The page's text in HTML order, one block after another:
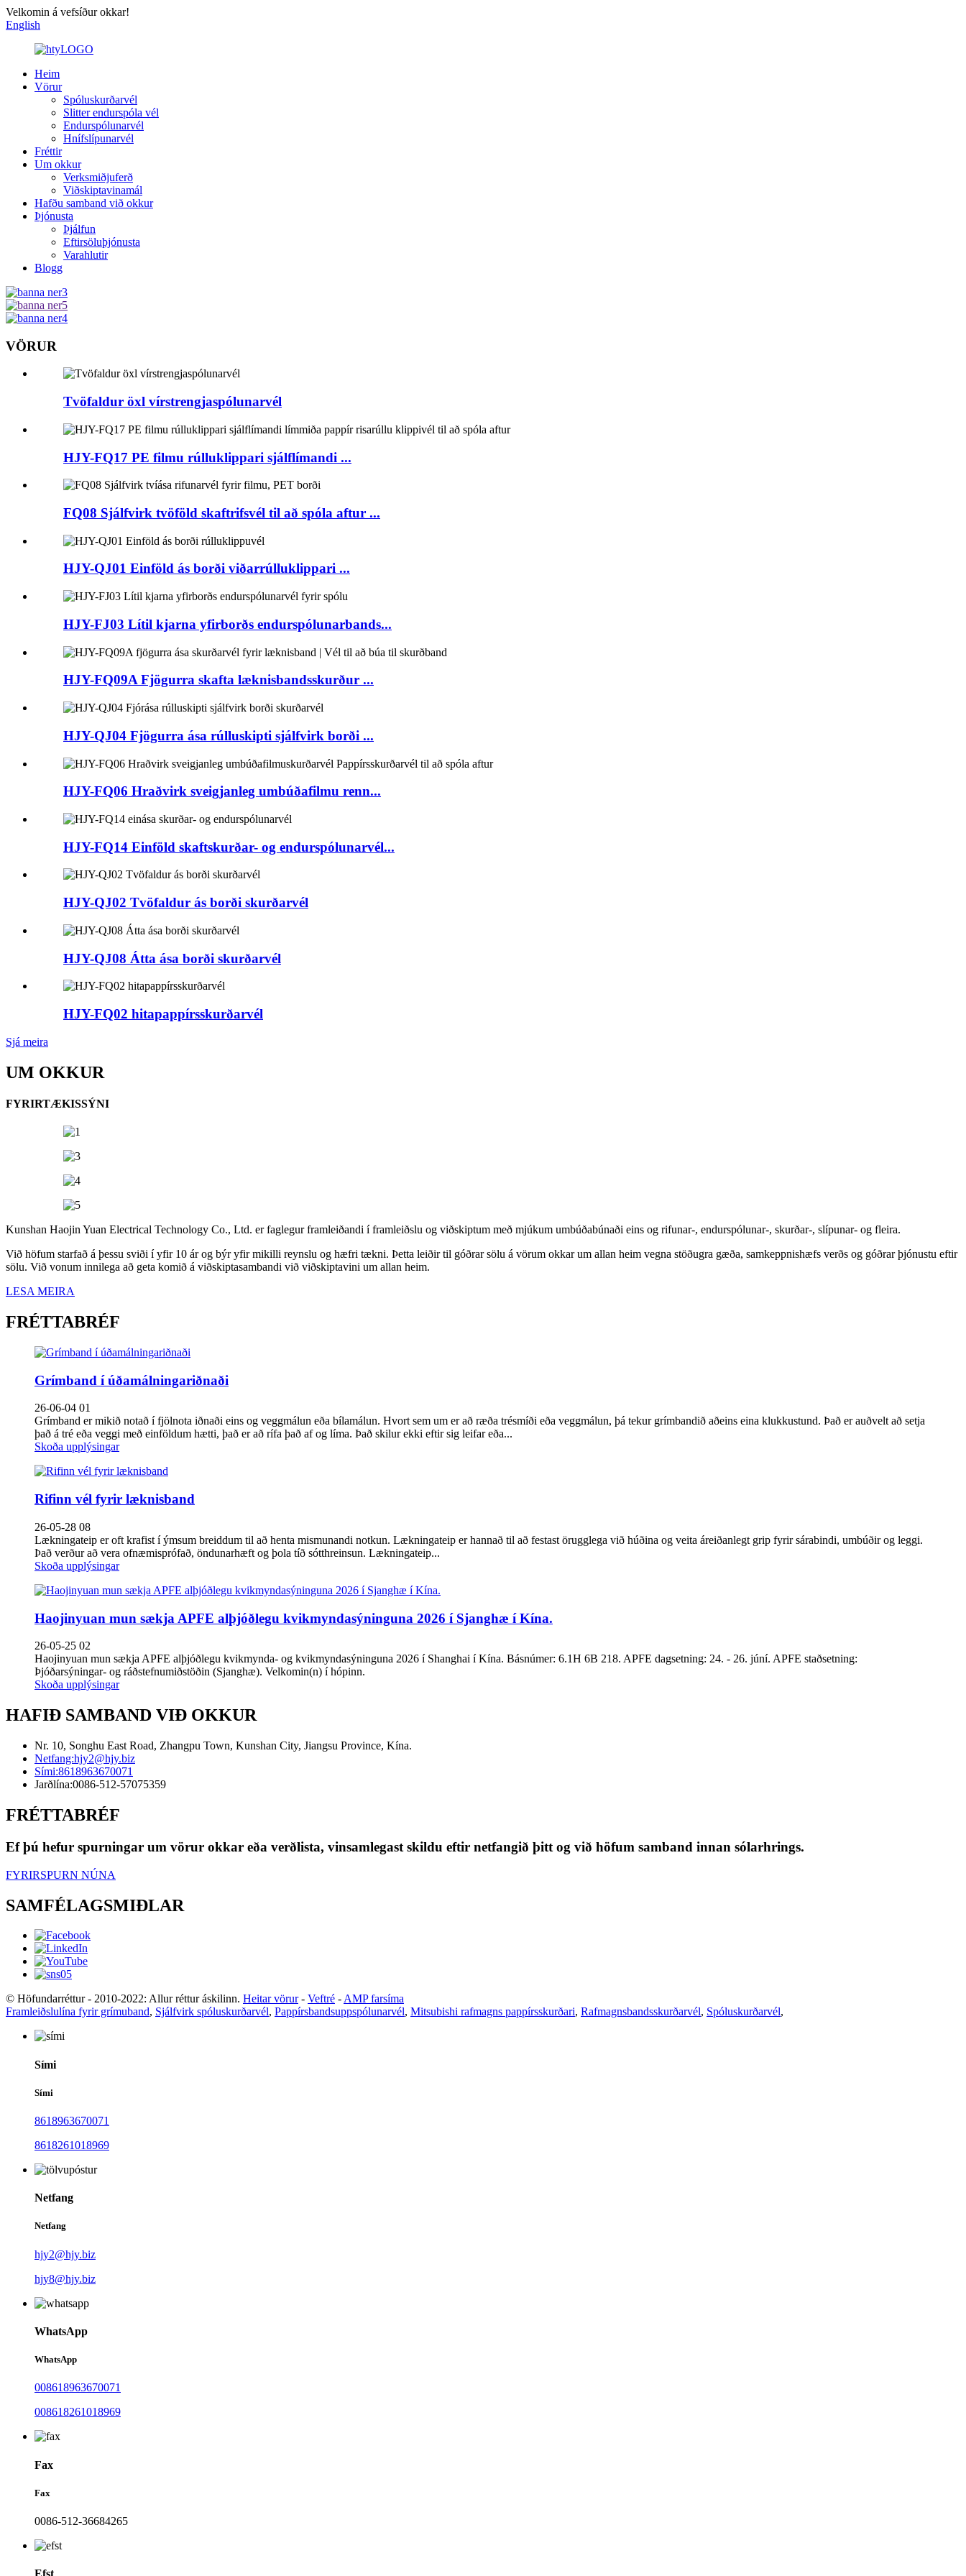
Velkomin á vefsíður okkar!
English
Heim
Vörur
Spóluskurðarvél
Slitter endurspóla vél
Endurspólunarvél
Hnífslípunarvél
Fréttir
Um okkur
Verksmiðjuferð
Viðskiptavinamál
Hafðu samband við okkur
Þjónusta
Þjálfun
Eftirsöluþjónusta
Varahlutir
Blogg
VÖRUR
Tvöfaldur öxl vírstrengjaspólunarvél
HJY-FQ17 PE filmu rúlluklippari sjálflímandi ...
FQ08 Sjálfvirk tvöföld skaftrifsvél til að spóla aftur ...
HJY-QJ01 Einföld ás borði viðarrúlluklippari ...
HJY-FJ03 Lítil kjarna yfirborðs endurspólunarbands...
HJY-FQ09A Fjögurra skafta læknisbandsskurður ...
HJY-QJ04 Fjögurra ása rúlluskipti sjálfvirk borði ...
HJY-FQ06 Hraðvirk sveigjanleg umbúðafilmu renn...
HJY-FQ14 Einföld skaftskurðar- og endurspólunarvél...
HJY-QJ02 Tvöfaldur ás borði skurðarvél
HJY-QJ08 Átta ása borði skurðarvél
HJY-FQ02 hitapappírsskurðarvél
Sjá meira
UM OKKUR
FYRIRTÆKISSÝNI
Kunshan Haojin Yuan Electrical Technology Co., Ltd. er faglegur framleiðandi í framleiðslu og viðskiptum með mjúkum umbúðabúnaði eins og rifunar-, endurspólunar-, skurðar-, slípunar- og fleira.
Við höfum starfað á þessu sviði í yfir 10 ár og býr yfir mikilli reynslu og hæfri tækni. Þetta leiðir til góðrar sölu á vörum okkar um allan heim vegna stöðugra gæða, samkeppnishæfs verðs og góðrar þjónustu eftir
sölu. Við vonum innilega að geta komið á viðskiptasambandi við viðskiptavini um allan heim.
LESA MEIRA
FRÉTTABRÉF
Grímband í úðamálningariðnaði
26-06-04 01
Grímband er mikið notað í fjölnota iðnaði eins og veggmálun eða bílamálun. Hvort sem um er að ræða trésmíði eða veggmálun, þá tekur grímbandið aðeins eina klukkustund. Það er auðvelt að setja
það á tré eða veggi með einföldum hætti, það er að rífa það af og líma. Það skilur ekki eftir sig leifar eða...
Skoða upplýsingar
Rifinn vél fyrir læknisband
26-05-28 08
Lækningateip er oft krafist í ýmsum breiddum til að henta mismunandi notkun. Lækningateip er hannað til að festast örugglega við húðina og veita áreiðanlegt grip fyrir sárabindi, umbúðir og leggi.
Það verður að vera ofnæmisprófað, öndunarhæft og þola tíð sótthreinsun. Lækningateip...
Skoða upplýsingar
Haojinyuan mun sækja APFE alþjóðlegu kvikmyndasýninguna 2026 í Sjanghæ í Kína.
26-05-25 02
Haojinyuan mun sækja APFE alþjóðlegu kvikmynda- og kvikmyndasýninguna 2026 í Shanghai í Kína. Básnúmer: 6.1H 6B 218. APFE dagsetning: 24. - 26. júní. APFE staðsetning:
Þjóðarsýningar- og ráðstefnumiðstöðin (Sjanghæ). Velkomin(n) í hópinn.
Skoða upplýsingar
HAFIÐ SAMBAND VIÐ OKKUR
Nr. 10, Songhu East Road, Zhangpu Town, Kunshan City, Jiangsu Province, Kína.
Netfang:hjy2@hjy.biz
Sími:8618963670071
Jarðlína:0086-512-57075359
FRÉTTABRÉF
Ef þú hefur spurningar um vörur okkar eða verðlista, vinsamlegast skildu eftir netfangið þitt og við höfum samband innan sólarhrings.
FYRIRSPURN NÚNA
SAMFÉLAGSMIÐLAR
© Höfundarréttur - 2010-2022: Allur réttur áskilinn. Heitar vörur- Veftré -AMP farsíma
Framleiðslulína fyrir grímuband, Sjálfvirk spóluskurðarvél, Pappírsbandsuppspólunarvél, Mitsubishi rafmagns pappírsskurðari, Rafmagnsbandsskurðarvél, Spóluskurðarvél,
Sími
Sími
8618963670071
8618261018969
Netfang
Netfang
hjy2@hjy.biz
hjy8@hjy.biz
WhatsApp
WhatsApp
008618963670071
008618261018969
Fax
Fax
0086-512-36684265